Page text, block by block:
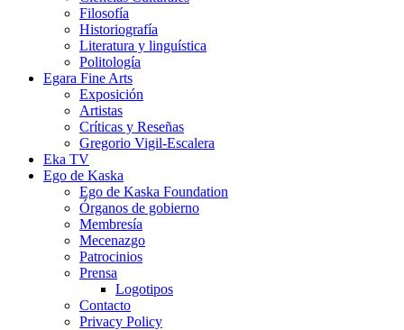
Filosofía
Historiografía
Literatura y linguística
Politología
Egara Fine Arts
Exposición
Artistas
Críticas y Reseñas
Gregorio Vigil-Escalera
Eka TV
Ego de Kaska
Ego de Kaska Foundation
Órganos de gobierno
Membresía
Mecenazgo
Patrocinios
Prensa
Logotipos
Contacto
Privacy Policy